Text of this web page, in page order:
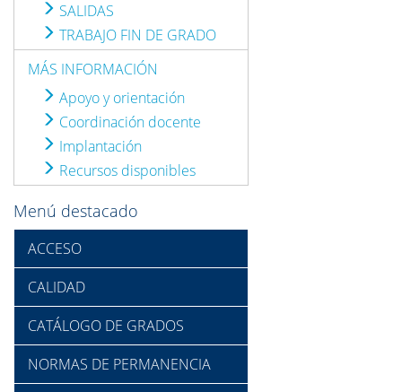
SALIDAS
TRABAJO FIN DE GRADO
MÁS INFORMACIÓN
Apoyo y orientación
Coordinación docente
Implantación
Recursos disponibles
Menú destacado
ACCESO
CALIDAD
CATÁLOGO DE GRADOS
NORMAS DE PERMANENCIA